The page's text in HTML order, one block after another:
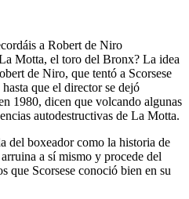
a Robert de Niro
Motta, el toro del Bronx? La idea
de Niro, que tentó a Scorsese
que el director se dejó
1980, dicen que volcando algunas
autodestructivas de La Motta.
del boxeador como la historia de
a sí mismo y procede del
que Scorsese conoció bien en su